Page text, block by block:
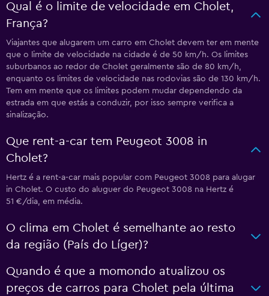
Qual é o limite de velocidade em Cholet,
França?
Viajantes que alugarem um carro em Cholet devem ter em mente
que o limite de velocidade na cidade é de 50 km/h. Os limites
suburbanos ao redor de Cholet geralmente são de 80 km/h,
enquanto os limites de velocidade nas rodovias são de 130 km/h.
Tem em mente que os limites podem mudar dependendo da
estrada em que estás a conduzir, por isso sempre verifica a
sinalização.
Que rent-a-car tem Peugeot 3008 in
Cholet?
Hertz é a rent-a-car mais popular com Peugeot 3008 para alugar
in Cholet. O custo do aluguer do Peugeot 3008 na Hertz é
51 €/dia, em média.
O clima em Cholet é semelhante ao resto
da região (País do Líger)?
Quando é que a momondo atualizou os
preços de carros para Cholet pela última